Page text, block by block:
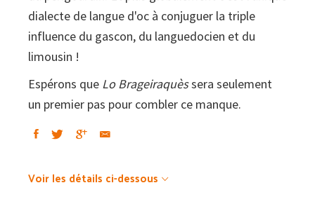
dialecte de langue d'oc à conjuguer la triple
influence du gascon, du languedocien et du
limousin !
Espérons que Lo Brageiraquèssera seulement
un premier pas pour combler ce manque.
Voir les détails ci-dessous